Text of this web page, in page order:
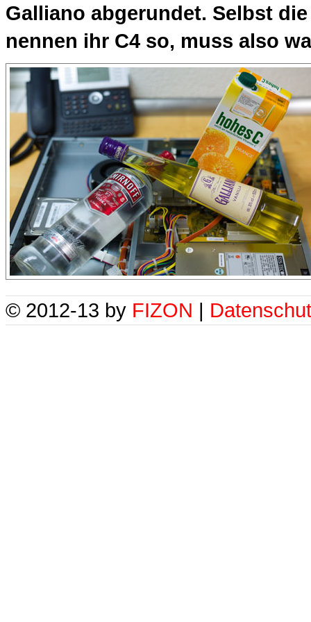
Galliano abgerundet. Selbst
nennen ihr C4 so, muss also
© 2012-13 by FIZON |